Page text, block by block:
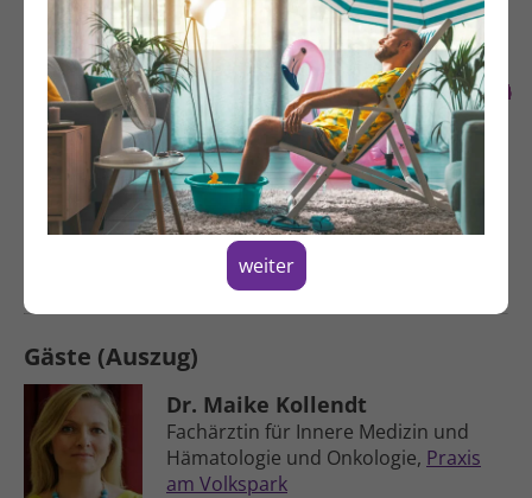
weiter
Taubheit oder Haar­ausfall: Neben­­
wirkungen betreffen nicht nur den
Körper, sondern auch Selbst­bild – bei
Erwach­senen ebenso wie bei Kindern
und ihren Familien.
Gäste (Auszug)
Dr. Maike Kollendt
Fachärztin für Innere Medizin und
Hämatologie und Onkologie, Praxis
am Volkspark
10715 Berlin
Spenden